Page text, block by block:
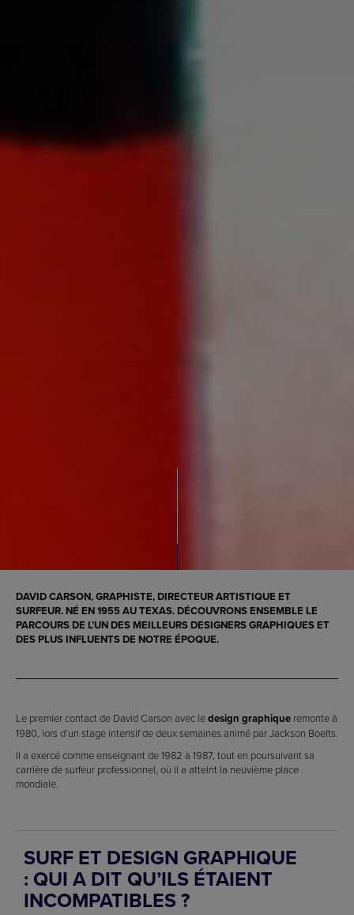
DAVID CARSON, GRAPHISTE, DIRECTEUR ARTISTIQUE ET
SURFEUR. NÉ EN 1955 AU TEXAS. DÉCOUVRONS ENSEMBLE LE
PARCOURS DE L’UN DES MEILLEURS DESIGNERS GRAPHIQUES ET
DES PLUS INFLUENTS DE NOTRE ÉPOQUE.
Le premier contact de David Carson avec ledesign graphique remonte à
1980, lors d’un stage intensif de deux semaines animé par Jackson Boelts.
Il a exercé comme enseignant de 1982 à 1987, tout en poursuivant sa
carrière de surfeur professionnel, où il a atteint la neuvième place
mondiale.
SURF ET DESIGN GRAPHIQUE
: QUI A DIT QU’ILS ÉTAIENT
INCOMPATIBLES ?